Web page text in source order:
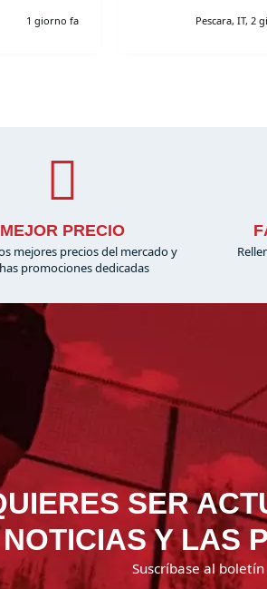
Grazie
1 giorno fa Pescara, IT, 2
MEJOR PRECIO
mejores precios del mercado y
promociones dedicadas
SER
Y LAS
Suscríbase al boletín